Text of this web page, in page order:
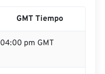
GMT Tiempo
04:00 pm GMT